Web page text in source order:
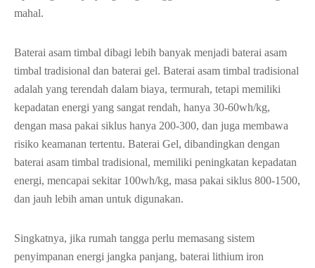
mahal.
Baterai asam timbal dibagi lebih banyak menjadi baterai asam
timbal tradisional dan baterai gel. Baterai asam timbal tradisional
adalah yang terendah dalam biaya, termurah, tetapi memiliki
kepadatan energi yang sangat rendah, hanya 30-60wh/kg,
dengan masa pakai siklus hanya 200-300, dan juga membawa
risiko keamanan tertentu. Baterai Gel, dibandingkan dengan
baterai asam timbal tradisional, memiliki peningkatan kepadatan
energi, mencapai sekitar 100wh/kg, masa pakai siklus 800-1500,
dan jauh lebih aman untuk digunakan.
Singkatnya, jika rumah tangga perlu memasang sistem
penyimpanan energi jangka panjang, baterai lithium iron